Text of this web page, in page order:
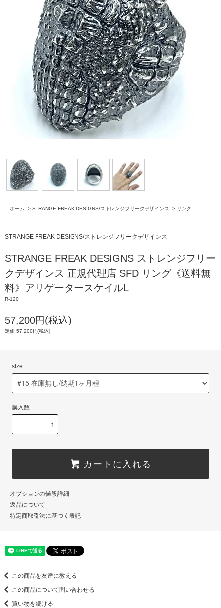
ホーム > STRANGE FREAK DESIGNS/ストレンジフリークデザインス > リング
STRANGE FREAK DESIGNS/ストレンジフリークデザインス
STRANGE FREAK DESIGNS ストレンジフリー
クデザインス 正規代理店 SFD リング《送料無
料》アリゲータースケイルL
R-120
57,200円(税込)
定価 57,200円(税込)
size
購入数
カートに入れる
オプションの値段詳細
返品について
特定商取引法に基づく表記
この商品を友達に教える
この商品について問い合わせる
買い物を続ける